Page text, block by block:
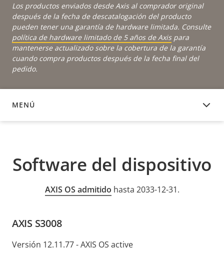
Los productos enviados desde Axis al comprador original
después de la fecha de descatalogación del producto
pueden tener una garantía de hardware limitada. Consulte
política de hardware limitado de 5 años de Axispara
mantenerse actualizado sobre la cobertura de la garantía
cuando compra productos después de la fecha final del
pedido.
MENÚ
SOFTWARE DEL DISPOSITIVO
Software del dispositivo
AXIS OS admitido hasta 2033-12-31.
AXIS S3008
Versión 12.11.77 - AXIS OS active